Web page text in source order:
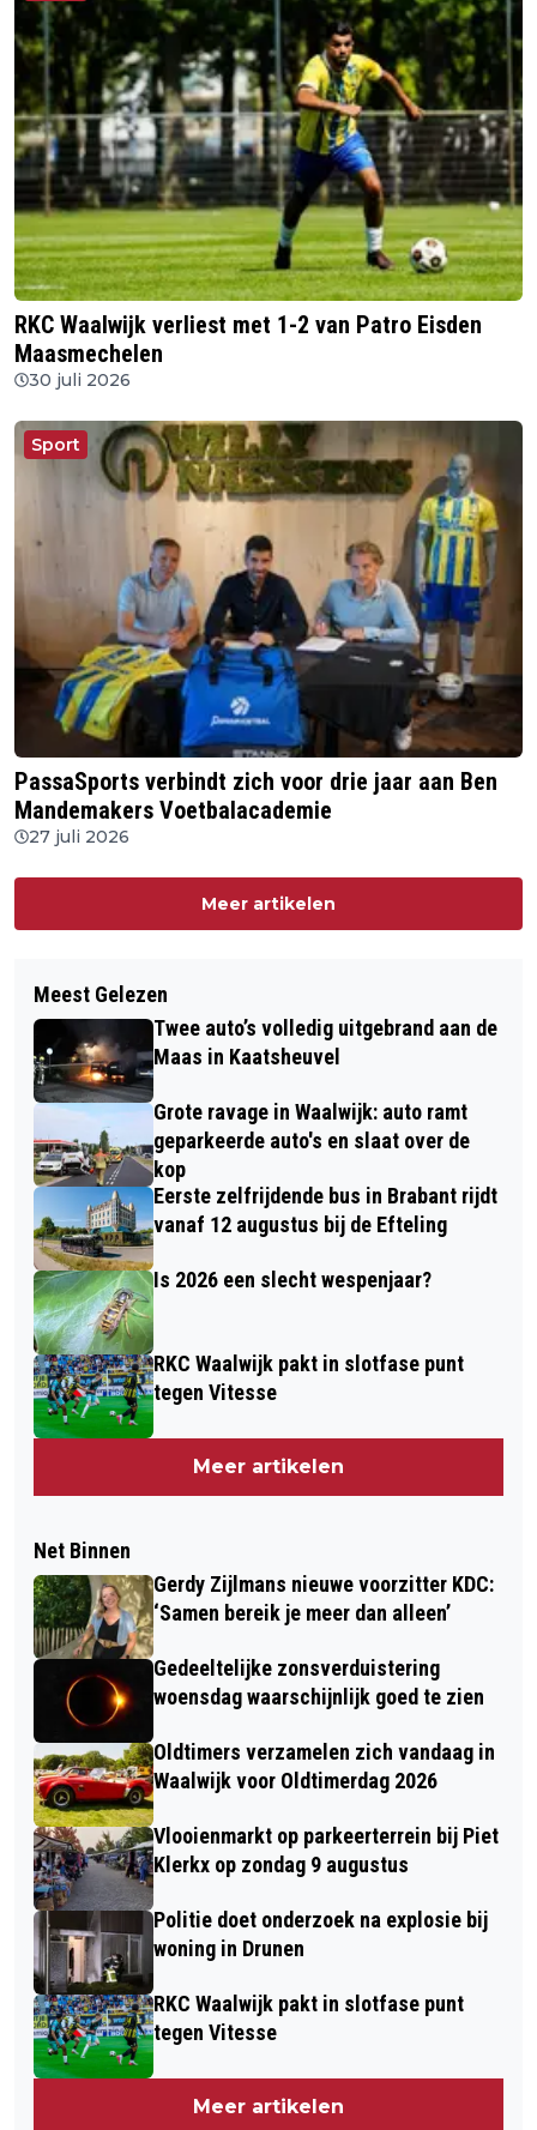
RKC Waalwijk verliest met 1-2 van Patro Eisden
Maasmechelen
30 juli 2026
Sport
PassaSports verbindt zich voor drie jaar aan Ben
Mandemakers Voetbalacademie
27 juli 2026
Meer artikelen
Meest Gelezen
Twee auto’s volledig uitgebrand aan de
Maas in Kaatsheuvel
Grote ravage in Waalwijk: auto ramt
geparkeerde auto's en slaat over de
kop
Eerste zelfrijdende bus in Brabant rijdt
vanaf 12 augustus bij de Efteling
Is 2026 een slecht wespenjaar?
RKC Waalwijk pakt in slotfase punt
tegen Vitesse
Meer artikelen
Net Binnen
Gerdy Zijlmans nieuwe voorzitter KDC:
‘Samen bereik je meer dan alleen’
Gedeeltelijke zonsverduistering
woensdag waarschijnlijk goed te zien
Oldtimers verzamelen zich vandaag in
Waalwijk voor Oldtimerdag 2026
Vlooienmarkt op parkeerterrein bij Piet
Klerkx op zondag 9 augustus
Politie doet onderzoek na explosie bij
woning in Drunen
RKC Waalwijk pakt in slotfase punt
tegen Vitesse
Meer artikelen